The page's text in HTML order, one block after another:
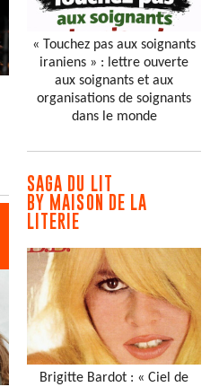
« Touchez pas aux soignants
iraniens » : lettre ouverte
aux soignants et aux
organisations de soignants
dans le monde
SAGA DU LIT
BY MAISON DE LA
LITERIE
Brigitte Bardot : « Ciel de